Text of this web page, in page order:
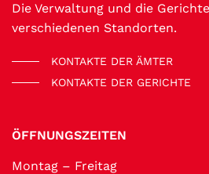
Die Verwaltung und die
verschiedenen Standorten.
KONTAKTE DER ÄMTER
KONTAKTE DER GERICHTE
ÖFFNUNGSZEITEN
Montag – Freitag